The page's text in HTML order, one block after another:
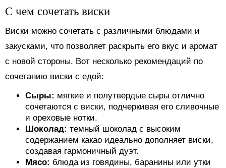
С чем сочетать виски
Виски можно сочетать с различными блюдами и
закусками, что позволяет раскрыть его вкус и аромат
с новой стороны. Вот несколько рекомендаций по
сочетанию виски с едой:
Сыры: мягкие и полутвердые сыры отлично
сочетаются с виски, подчеркивая его сливочные
и ореховые нотки.
Шоколад: темный шоколад с высоким
содержанием какао идеально дополняет виски,
создавая гармоничный дуэт.
Мясо: блюда из говядины, баранины или утки